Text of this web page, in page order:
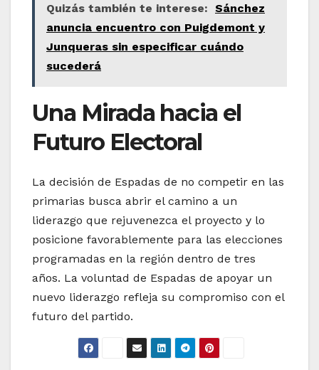
Quizás también te interese: Sánchez
anuncia encuentro con Puigdemont y
Junqueras sin especificar cuándo
sucederá
Una Mirada hacia el
Futuro Electoral
La decisión de Espadas de no competir en las
primarias busca abrir el camino a un
liderazgo que rejuvenezca el proyecto y lo
posicione favorablemente para las elecciones
programadas en la región dentro de tres
años. La voluntad de Espadas de apoyar un
nuevo liderazgo refleja su compromiso con el
futuro del partido.